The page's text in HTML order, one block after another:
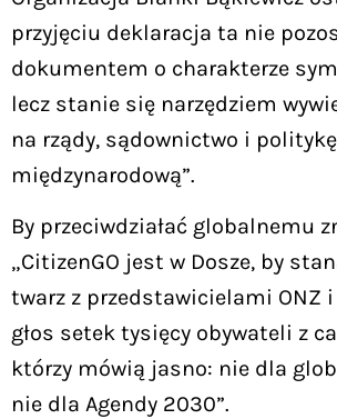
przyjęciu deklaracja ta nie
dokumentem o charakterze
lecz stanie się narzędziem
na rządy, sądownictwo i politykę
międzynarodową”.
By przeciwdziałać globalnemu
„CitizenGO jest w Dosze, by
twarz z przedstawicielami ONZ
głos setek tysięcy obywateli z
którzy mówią jasno: nie dla
nie dla Agendy 2030”.